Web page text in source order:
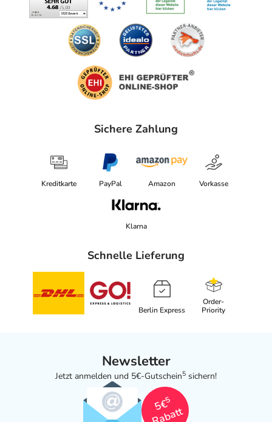
Sichere Zahlung
Kreditkarte PayPal Amazon Vorkasse
Klarna
Schnelle Lieferung
Berlin Express
Order-
Priority
Newsletter
Jetzt anmelden und 5€-Gutschein5 sichern!
5€
5
Rabatt